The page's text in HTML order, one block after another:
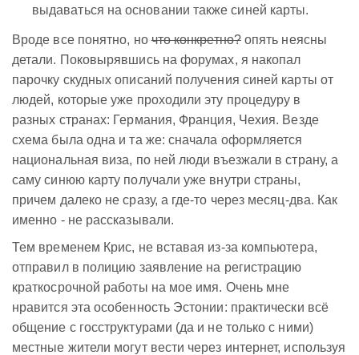
выдаваться на основании также синей карты.
Вроде все понятно, ночто конкретно?опять неясны
детали. Поковырявшись на форумах, я накопал
парочку скудных описаний получения синей карты от
людей, которые уже проходили эту процедуру в
разных странах: Германия, Франция, Чехия. Везде
схема была одна и та же: сначала оформляется
национальная виза, по ней люди въезжали в страну, а
саму синюю карту получали уже внутри страны,
причем далеко не сразу, а где-то через месяц-два. Как
именно - не рассказывали.
Тем временем Крис, не вставая из-за компьютера,
отправил в полицию заявление на регистрацию
краткосрочной работы на мое имя. Очень мне
нравится эта особенность Эстонии: практически всё
общение с госструктурами (да и не только с ними)
местные жители могут вести через интернет, используя